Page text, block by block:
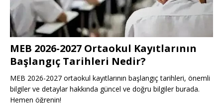
MEB 2026-2027 Ortaokul Kayıtlarının
Başlangıç Tarihleri Nedir?
MEB 2026-2027 ortaokul kayıtlarının başlangıç tarihleri, önemli
bilgiler ve detaylar hakkında güncel ve doğru bilgiler burada.
Hemen öğrenin!